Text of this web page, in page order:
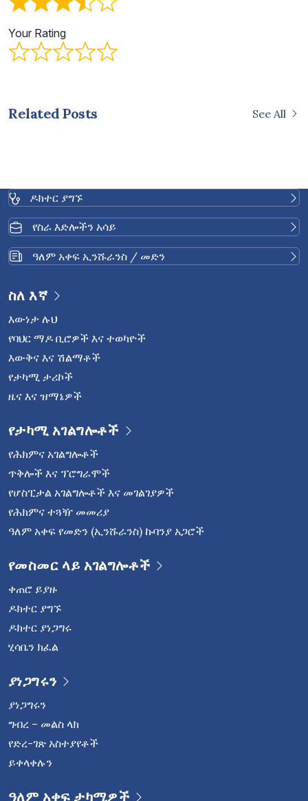
Your Rating
Related Posts See All
ዶክተር ያግኙ
የስራ እድሎችን አሳይ
ዓለም አቀፍ ኢንሹራንስ / መድን
ስለ እኛ
እውነታ ሉህ
የባህር ማዶ ቢሮዎች እና ተወካዮች
እውቅና እና ሽልማቶች
የታካሚ ታሪኮች
ዜና እና ዝማኔዎች
የታካሚ አገልግሎቶች
የሕክምና አገልግሎቶች
ጥቅሎች እና ፕሮግራሞች
የሆስፒታል አገልግሎቶች እና መገልገያዎች
የሕክምና ተጓዥ መመሪያ
ዓለም አቀፍ የመድን (ኢንሹራንስ) ኩባንያ አጋሮች
የመስመር ላይ አገልግሎቶች
ቀጠሮ ይያዙ
ዶክተር ያግኙ
ዶክተር ያነጋግሩ
ሂሳቤን ክፈል
ያነጋግሩን
ያነጋግሩን
ግብረ – መልስ ላክ
የድረ-ገጽ አስተያየቶች
ይቀላቀሉን
ዓለም አቀፍ ታካሚዎች